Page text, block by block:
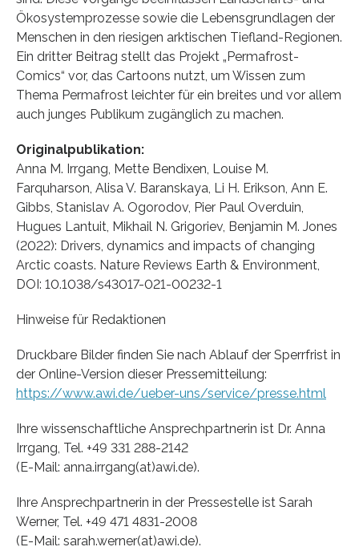
Ökosystemprozesse sowie die Lebensgrundlagen der
Menschen in den riesigen arktischen Tiefland-Regionen.
Ein dritter Beitrag stellt das Projekt „Permafrost-
Comics“ vor, das Cartoons nutzt, um Wissen zum
Thema Permafrost leichter für ein breites und vor allem
auch junges Publikum zugänglich zu machen.
Originalpublikation:
Anna M. Irrgang, Mette Bendixen, Louise M.
Farquharson, Alisa V. Baranskaya, Li H. Erikson, Ann E.
Gibbs, Stanislav A. Ogorodov, Pier Paul Overduin,
Hugues Lantuit, Mikhail N. Grigoriev, Benjamin M. Jones
(2022): Drivers, dynamics and impacts of changing
Arctic coasts. Nature Reviews Earth & Environment,
DOI: 10.1038/s43017-021-00232-1
Hinweise für Redaktionen
Druckbare Bilder finden Sie nach Ablauf der Sperrfrist in
der Online-Version dieser Pressemitteilung:
https://www.awi.de/ueber-uns/service/presse.html
Ihre wissenschaftliche Ansprechpartnerin ist Dr. Anna
Irrgang, Tel. +49 331 288-2142
(E-Mail: anna.irrgang(at)awi.de).
Ihre Ansprechpartnerin in der Pressestelle ist Sarah
Werner, Tel. +49 471 4831-2008
(E-Mail: sarah.werner(at)awi.de).